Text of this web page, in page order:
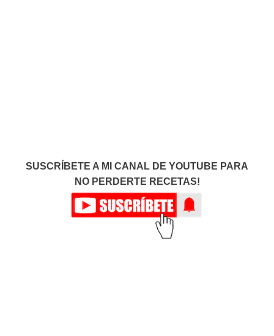
SUSCRÍBETE A MI CANAL DE YOUTUBE PARA
NO PERDERTE RECETAS!